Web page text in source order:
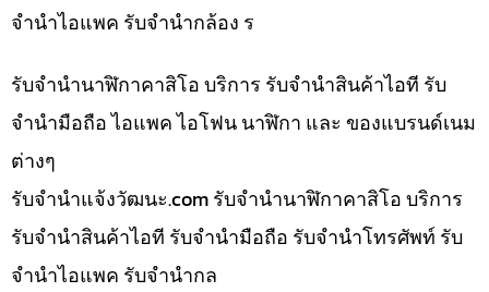
จำนำไอแพค รับจำนำกล้อง ร
รับจำนำนาฬิกาคาสิโอ บริการ รับจำนำสินค้าไอที รับ
จำนำมือถือ ไอแพค ไอโฟน นาฬิกา และ ของแบรนด์เนม
ต่างๆ
รับจํานําแจ้งวัฒนะ.com รับจำนำนาฬิกาคาสิโอ บริการ
รับจำนำสินค้าไอที รับจำนำมือถือ รับจำนำโทรศัพท์ รับ
จำนำไอแพค รับจำนำกล